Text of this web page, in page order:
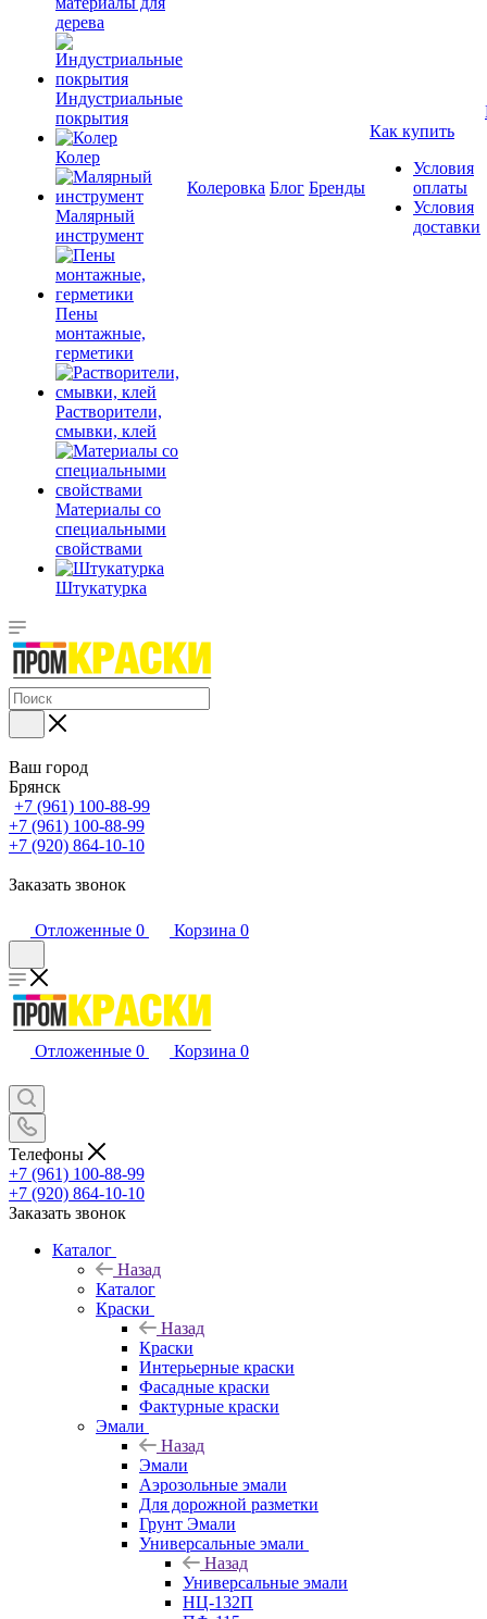
дерева
Индустриальные
покрытия
Колер
Малярный
инструмент
Пены
монтажные,
герметики
Растворители,
смывки, клей
Материалы со
специальными
свойствами
Штукатурка
Колеровка Блог Бренды
Как купить
Условия
оплаты
Условия
доставки
Ваш город
Брянск
+7 (961) 100-88-99
+7 (961) 100-88-99
+7 (920) 864-10-10
Заказать звонок
Отложенные 0 Корзина 0
Отложенные 0 Корзина 0
Телефоны
+7 (961) 100-88-99
+7 (920) 864-10-10
Заказать звонок
Каталог
Назад
Каталог
Краски
Назад
Краски
Интерьерные краски
Фасадные краски
Фактурные краски
Эмали
Назад
Эмали
Аэрозольные эмали
Для дорожной разметки
Грунт Эмали
Универсальные эмали
Назад
Универсальные эмали
НЦ-132П